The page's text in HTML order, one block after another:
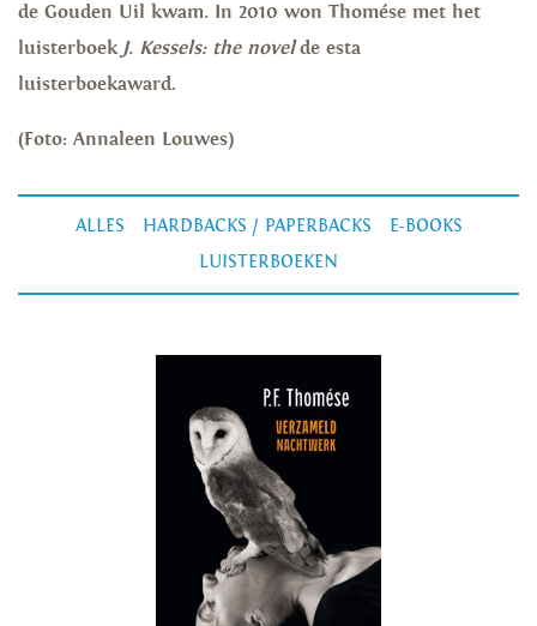
de Gouden Uil kwam. In 2010 won Thomése met het
luisterboek J. Kessels: the novelde esta
luisterboekaward.
(Foto: Annaleen Louwes)
ALLES HARDBACKS / PAPERBACKS
E-BOOKS
LUISTERBOEKEN